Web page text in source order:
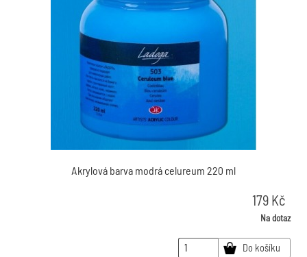
Akrylová barva modrá celureum 220 ml
179Kč
Na dotaz
Do košíku